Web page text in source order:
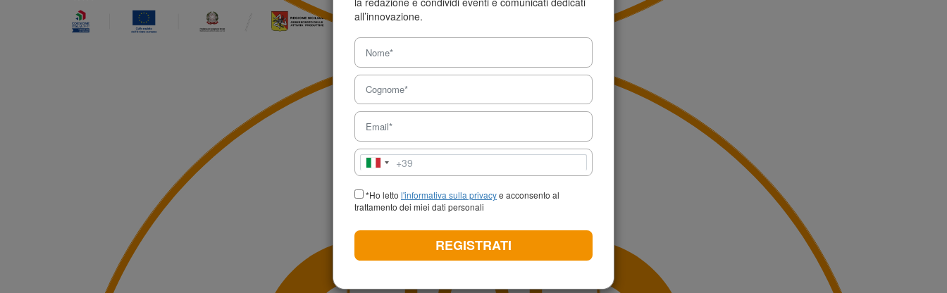
all’innovazione.
Italia
+39
+39
*Ho letto l'informativa sulla privacye acconsento al
trattamento dei miei dati personali
REGISTRATI